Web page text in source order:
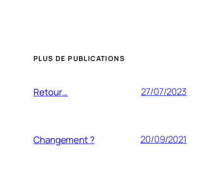
PLUS DE PUBLICATIONS
Retour… 27/07/2023
Changement ? 20/09/2021